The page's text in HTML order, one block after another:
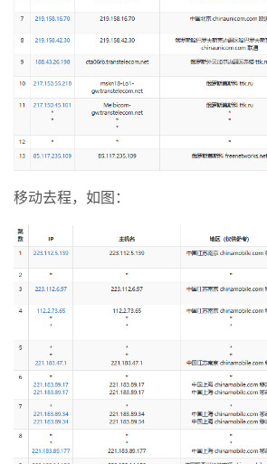
移动去程，如图：